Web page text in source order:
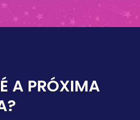
A PRÓXIMA